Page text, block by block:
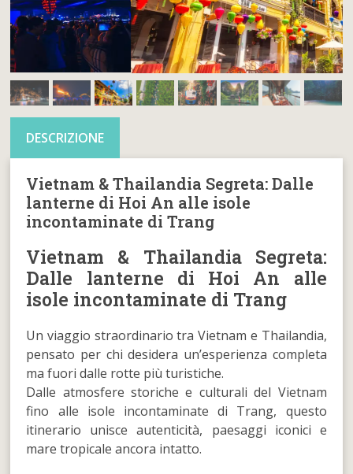
DESCRIZIONE
Vietnam & Thailandia Segreta: Dalle
lanterne di Hoi An alle isole
incontaminate di Trang
Vietnam & Thailandia Segreta:
Dalle lanterne di Hoi An alle
isole incontaminate di Trang
Un viaggio straordinario tra Vietnam e Thailandia,
pensato per chi desidera un’esperienza completa
ma fuori dalle rotte più turistiche.
Dalle atmosfere storiche e culturali del Vietnam
fino alle isole incontaminate di Trang, questo
itinerario unisce autenticità, paesaggi iconici e
mare tropicale ancora intatto.